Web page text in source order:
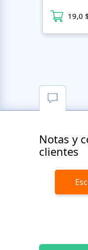
19,0
Notas y
clientes